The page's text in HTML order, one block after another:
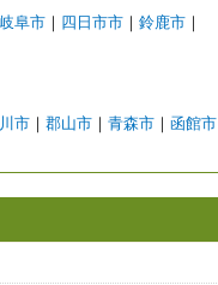
岐阜市 ｜ 四日市市 ｜ 鈴鹿市 ｜
市 ｜ 郡山市 ｜ 青森市 ｜ 函館市